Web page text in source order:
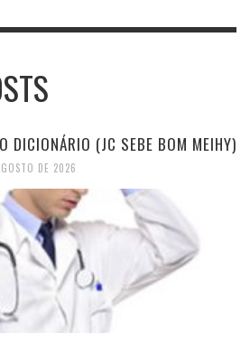
DICIONÁRIO (JC SEBE BOM MEIHY)
DE 2026